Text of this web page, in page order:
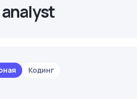
Кодинг